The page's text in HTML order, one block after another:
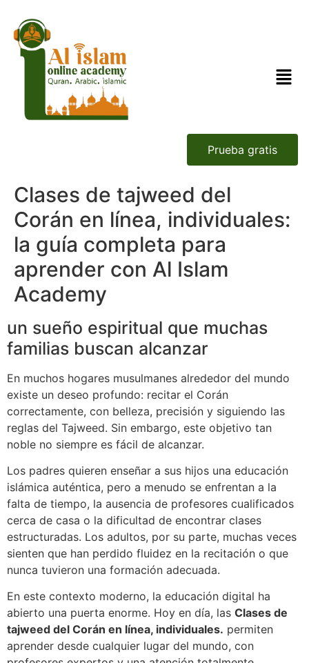
Prueba gratis
Clases de tajweed del
Corán en línea, individuales:
la guía completa para
aprender con Al Islam
Academy
un sueño espiritual que muchas
familias buscan alcanzar
En muchos hogares musulmanes alrededor del mundo
existe un deseo profundo: recitar el Corán
correctamente, con belleza, precisión y siguiendo las
reglas del Tajweed. Sin embargo, este objetivo tan
noble no siempre es fácil de alcanzar.
Los padres quieren enseñar a sus hijos una educación
islámica auténtica, pero a menudo se enfrentan a la
falta de tiempo, la ausencia de profesores cualificados
cerca de casa o la dificultad de encontrar clases
estructuradas. Los adultos, por su parte, muchas veces
sienten que han perdido fluidez en la recitación o que
nunca tuvieron una formación adecuada.
En este contexto moderno, la educación digital ha
abierto una puerta enorme. Hoy en día, las Clases de
tajweed del Corán en línea, individuales. permiten
aprender desde cualquier lugar del mundo, con